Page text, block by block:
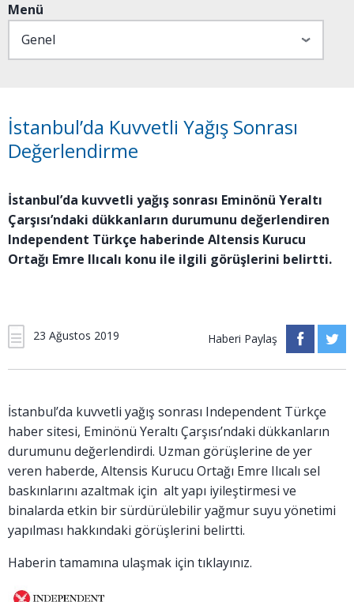
Menü
İstanbul’da Kuvvetli Yağış Sonrası
Değerlendirme
İstanbul’da kuvvetli yağış sonrası Eminönü Yeraltı
Çarşısı’ndaki dükkanların durumunu değerlendiren
Independent Türkçe haberinde Altensis Kurucu
Ortağı Emre Ilıcalı konu ile ilgili görüşlerini belirtti.
23 Ağustos 2019 Haberi Paylaş
İstanbul’da kuvvetli yağış sonrası Independent Türkçe
haber sitesi, Eminönü Yeraltı Çarşısı’ndaki dükkanların
durumunu değerlendirdi. Uzman görüşlerine de yer
veren haberde, Altensis Kurucu Ortağı Emre Ilıcalı sel
baskınlarını azaltmak için alt yapı iyileştirmesi ve
binalarda etkin bir sürdürülebilir yağmur suyu yönetimi
yapılması hakkındaki görüşlerini belirtti.
Haberin tamamına ulaşmak için tıklayınız.